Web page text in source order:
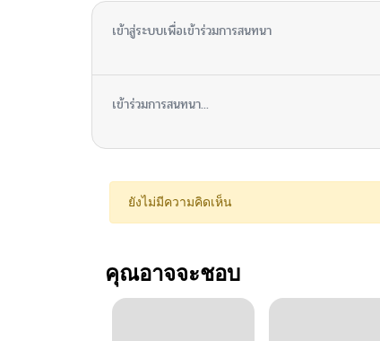
เข้าสู่ระบบเพื่อเข้าร่วมการสนทนา
เข้าร่วมการสนทนา...
ยังไม่มีความคิดเห็น
คุณอาจจะชอบ